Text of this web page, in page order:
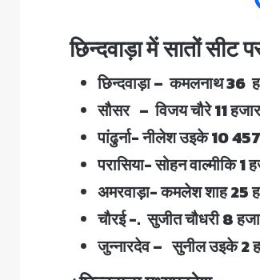
छिन्दवाड़ा में सातों सीट
छिन्दवाड़ा – कमलनाथ 36
सौसर – विजय चौरे 11
पांढुर्ना- नीलेश उइके 10
परासिया- सोहन वाल्मीकि
अमरवाड़ा- कमलेश शाह 25
चौरई -. सुजीत चौधरी 8
जुन्नारदेव – सुनील उइके 2